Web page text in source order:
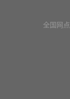
全国网点